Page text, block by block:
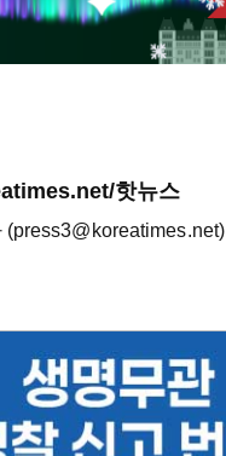
핫뉴스
(press3@koreatimes.net)